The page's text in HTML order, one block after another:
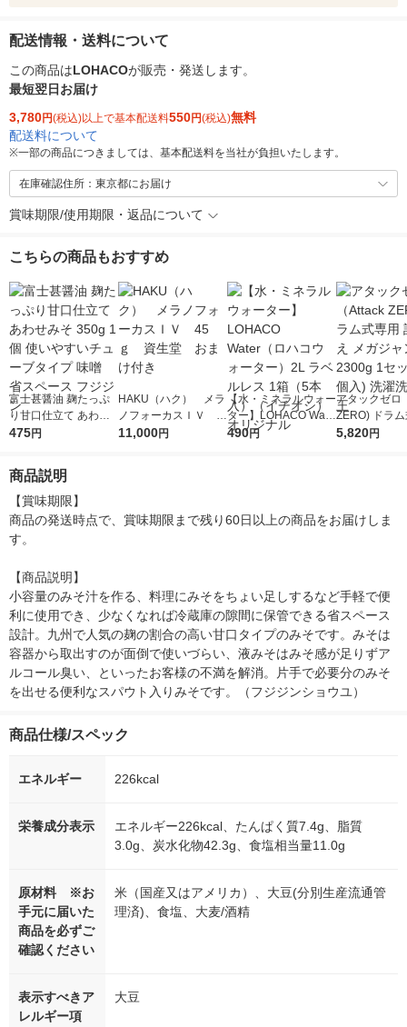
配送情報・送料について
この商品はLOHACOが販売・発送します。
最短翌日お届け
3,780円(税込)以上で基本配送料550円(税込)無料
配送料について
※一部の商品につきましては、基本配送料を当社が負担いたします。
在庫確認住所：東京都にお届け
賞味期限/使用期限・返品について
こちらの商品もおすすめ
富士甚醤油 麹たっぷ
り甘口仕立て あわせ
みそ 350g 1個 使いや
ジジン
475円
HAKU（ハク） メラ
ノフォーカスＩＶ 4
5ｇ 資生堂 おまけ
11,000円
【水・ミネラルウォー
ター】LOHACO Wate
r（ロハコウォータ
490円
アタックゼロ
ZERO) ドラ
詰め替え メガ
5,820円
商品説明
【賞味期限】
商品の発送時点で、賞味期限まで残り60日以上の商品をお届けしま
す。
【商品説明】
小容量のみそ汁を作る、料理にみそをちょい足しするなど手軽で便
利に使用でき、少なくなれば冷蔵庫の隙間に保管できる省スペース
設計。九州で人気の麹の割合の高い甘口タイプのみそです。みそは
容器から取出すのが面倒で使いづらい、液みそはみそ感が足りずア
ルコール臭い、といったお客様の不満を解消。片手で必要分のみそ
を出せる便利なスパウト入りみそです。（フジジンショウユ）
商品仕様/スペック
エネルギー 226kcal
栄養成分表示
エネルギー226kcal、たんぱく質7.4g、脂質
3.0g、炭水化物42.3g、食塩相当量11.0g
原材料 ※お
手元に届いた
商品を必ずご
確認ください
米（国産又はアメリカ）、大豆(分別生産流通管
理済)、食塩、大麦/酒精
表示すべきア
レルギー項
大豆